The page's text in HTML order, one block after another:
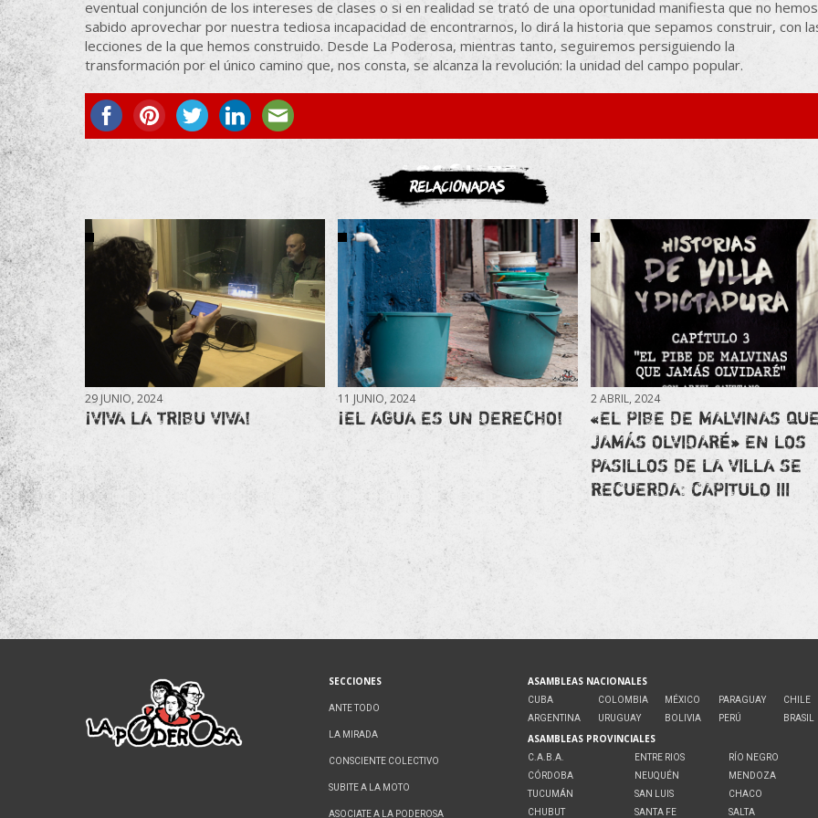
eventual conjunción de los intereses de clases o si en realidad se trató de una oportunidad manifiesta que no hemos
sabido aprovechar por nuestra tediosa incapacidad de encontrarnos, lo dirá la historia que sepamos construir, con
lecciones de la que hemos construido. Desde La Poderosa, mientras tanto, seguiremos persiguiendo la
transformación por el único camino que, nos consta, se alcanza la revolución: la unidad del campo popular.
ASOCIATE
Relacionadas
29 JUNIO, 2024
¡VIVA LA TRIBU VIVA!
11 JUNIO, 2024
¡EL AGUA ES UN DERECHO!
2 ABRIL, 2024
«EL PIBE DE MALVINAS
JAMÁS OLVIDARÉ» EN LOS
PASILLOS DE LA VILLA SE
RECUERDA: CAPITULO III
SECCIONES
ANTE TODO
LA MIRADA
CONSCIENTE COLECTIVO
SUBITE A LA MOTO
ASOCIATE A LA PODEROSA
ASAMBLEAS NACIONALES
CUBA
ARGENTINA
COLOMBIA
URUGUAY
MÉXICO
BOLIVIA
PARAGUAY
PERÚ
CHILE
BRASIL
ASAMBLEAS PROVINCIALES
C.A.B.A.
CÓRDOBA
TUCUMÁN
CHUBUT
ENTRE RIOS
NEUQUÉN
SAN LUIS
SANTA FE
RÍO NEGRO
MENDOZA
CHACO
SALTA